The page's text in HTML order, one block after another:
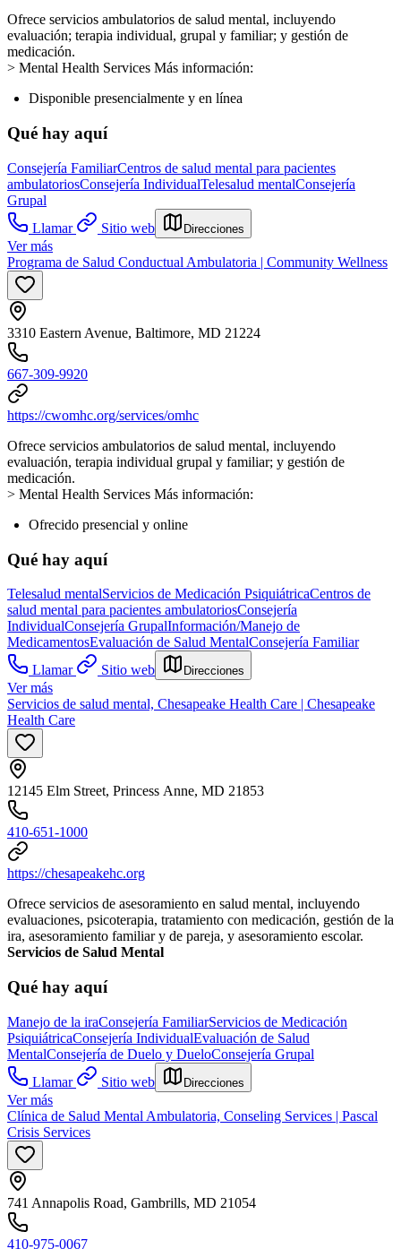
Ofrece servicios ambulatorios de salud mental, incluyendo
evaluación; terapia individual, grupal y familiar; y gestión de
medicación.
> Mental Health Services Más información:
Disponible presencialmente y en línea
Qué hay aquí
Consejería FamiliarCentros de salud mental para pacientes
ambulatoriosConsejería IndividualTelesalud mentalConsejería
Grupal
Llamar
Sitio web Direcciones
Ver más
Programa de Salud Conductual Ambulatoria | Community Wellness
3310 Eastern Avenue, Baltimore, MD 21224
667-309-9920
https://cwomhc.org/services/omhc
Ofrece servicios ambulatorios de salud mental, incluyendo
evaluación, terapia individual grupal y familiar; y gestión de
medicación.
> Mental Health Services Más información:
Ofrecido presencial y online
Qué hay aquí
Telesalud mentalServicios de Medicación PsiquiátricaCentros de
salud mental para pacientes ambulatoriosConsejería
IndividualConsejería GrupalInformación/Manejo de
MedicamentosEvaluación de Salud MentalConsejería Familiar
Llamar
Sitio web Direcciones
Ver más
Servicios de salud mental, Chesapeake Health Care | Chesapeake
Health Care
12145 Elm Street, Princess Anne, MD 21853
410-651-1000
https://chesapeakehc.org
Ofrece servicios de asesoramiento en salud mental, incluyendo
evaluaciones, psicoterapia, tratamiento con medicación, gestión de la
ira, asesoramiento familiar y de pareja, y asesoramiento escolar.
Servicios de Salud Mental
Qué hay aquí
Manejo de la iraConsejería FamiliarServicios de Medicación
PsiquiátricaConsejería IndividualEvaluación de Salud
MentalConsejería de Duelo y DueloConsejería Grupal
Llamar
Sitio web Direcciones
Ver más
Clínica de Salud Mental Ambulatoria, Conseling Services | Pascal
Crisis Services
741 Annapolis Road, Gambrills, MD 21054
410-975-0067